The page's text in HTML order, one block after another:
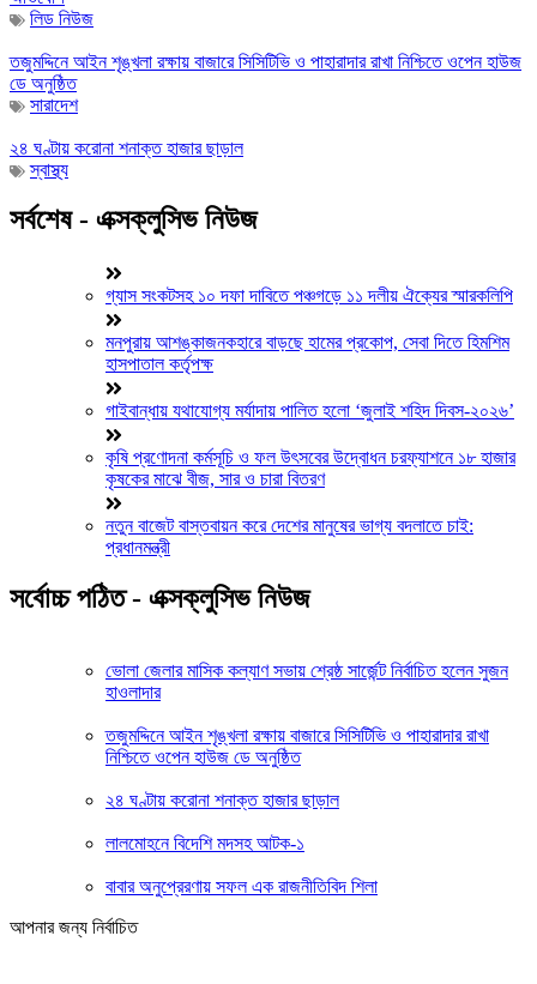
লিড নিউজ
তজুমদ্দিনে আইন শৃঙ্খলা রক্ষায় বাজারে সিসিটিভি ও পাহারাদার রাখা নিশ্চিতে ওপেন হাউজ
ডে অনুষ্ঠিত
সারাদেশ
২৪ ঘণ্টায় করোনা শনাক্ত হাজার ছাড়াল
স্বাস্থ্য
সর্বশেষ - এক্সক্লুসিভ নিউজ
গ্যাস সংকটসহ ১০ দফা দাবিতে পঞ্চগড়ে ১১ দলীয় ঐক্যের স্মারকলিপি
মনপুরায় আশঙ্কাজনকহারে বাড়ছে হামের প্রকোপ, সেবা দিতে হিমশিম
হাসপাতাল কর্তৃপক্ষ
গাইবান্ধায় যথাযোগ্য মর্যাদায় পালিত হলো ‘জুলাই শহিদ দিবস-২০২৬’
কৃষি প্রণোদনা কর্মসূচি ও ফল উৎসবের উদ্বোধন চরফ্যাশনে ১৮ হাজার
কৃষকের মাঝে বীজ, সার ও চারা বিতরণ
নতুন বাজেট বাস্তবায়ন করে দেশের মানুষের ভাগ্য বদলাতে চাই:
প্রধানমন্ত্রী
সর্বোচ্চ পঠিত - এক্সক্লুসিভ নিউজ
ভোলা জেলার মাসিক কল্যাণ সভায় শ্রেষ্ঠ সার্জেন্ট নির্বাচিত হলেন সুজন
হাওলাদার
তজুমদ্দিনে আইন শৃঙ্খলা রক্ষায় বাজারে সিসিটিভি ও পাহারাদার রাখা
নিশ্চিতে ওপেন হাউজ ডে অনুষ্ঠিত
২৪ ঘণ্টায় করোনা শনাক্ত হাজার ছাড়াল
লালমোহনে বিদেশি মদসহ আটক-১
বাবার অনুপ্রেরণায় সফল এক রাজনীতিবিদ শিলা
আপনার জন্য নির্বাচিত